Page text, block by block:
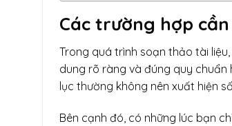
Các trường hợp
Trong quá trình soạn thảo tài
dung rõ ràng và đúng quy chuẩn
lục thường không nên xuất hiện
Bên cạnh đó, có những lúc bạn